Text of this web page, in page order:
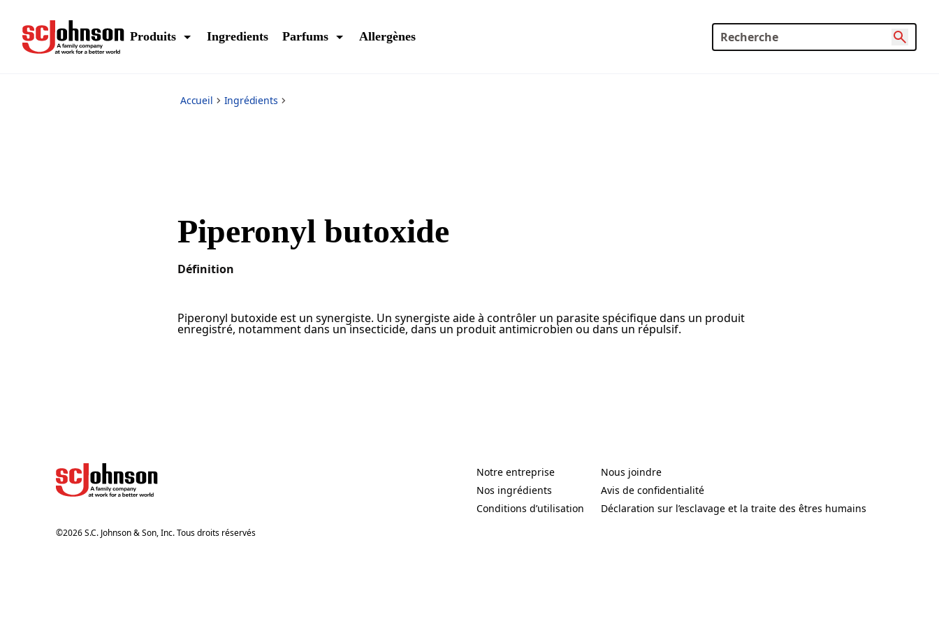
Produits Ingredients Parfums Allergènes
Accueil Ingrédients
Piperonyl butoxide
Définition
Piperonyl butoxide est un synergiste. Un synergiste aide à contrôler un parasite spécifique dans un produit
enregistré, notamment dans un insecticide, dans un produit antimicrobien ou dans un répulsif.
©2026S.C. Johnson & Son, Inc. Tous droits réservés
Notre entreprise
(Opens in a new tab)
Nos ingrédients
(Opens in a new tab)
Conditions d’utilisation
(Opens in a new tab)
Nous joindre
(Opens in a new tab)
Avis de confidentialité
(Opens in a new tab)
Déclaration sur l’esclavage et la traite des êtres humains
(Opens in a new tab)